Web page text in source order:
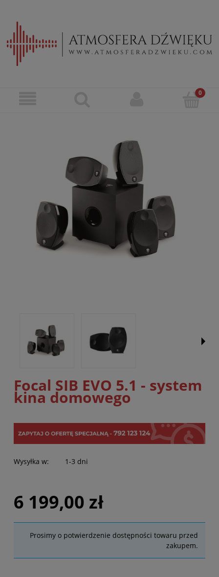
Focal SIB EVO 5.1 - system
kina domowego
Wysyłka w: 1-3 dni
6 199,00 zł
Prosimy o potwierdzenie dostępności towaru przed
zakupem.